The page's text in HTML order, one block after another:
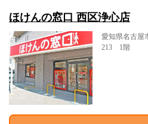
ほけんの窓口 西区浄心店
愛知県名古屋
213 1階